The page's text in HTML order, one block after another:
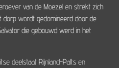
van de Moezel en strekt zich
dorp wordt gedomineerd door de
die gebouwd werd in het
deelstaat Rijnland-Palts en